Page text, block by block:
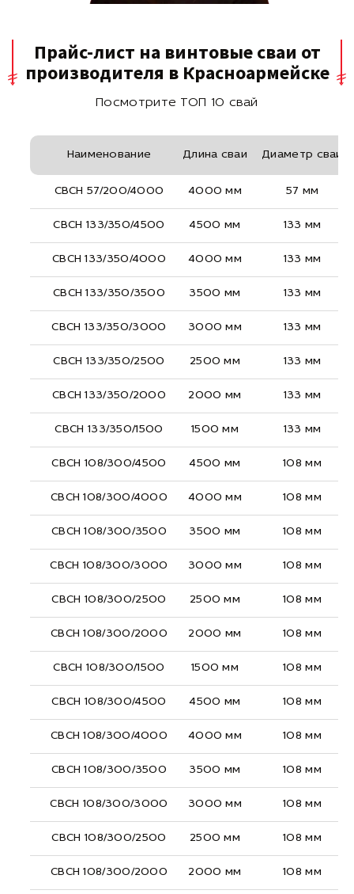
Прайс-лист на винтовые сваи от
производителя в Красноармейске
Посмотрите ТОП 10 свай
Наименование Длина сваи Диаметр сваи
СВСН 57/200/4000 4000 мм 57 мм
СВСН 133/350/4500 4500 мм 133 мм
СВСН 133/350/4000 4000 мм 133 мм
СВСН 133/350/3500 3500 мм 133 мм
СВСН 133/350/3000 3000 мм 133 мм
СВСН 133/350/2500 2500 мм 133 мм
СВСН 133/350/2000 2000 мм 133 мм
СВСН 133/350/1500 1500 мм 133 мм
СВСН 108/300/4500 4500 мм 108 мм
СВСН 108/300/4000 4000 мм 108 мм
СВСН 108/300/3500 3500 мм 108 мм
СВСН 108/300/3000 3000 мм 108 мм
СВСН 108/300/2500 2500 мм 108 мм
СВСН 108/300/2000 2000 мм 108 мм
СВСН 108/300/1500 1500 мм 108 мм
СВСН 108/300/4500 4500 мм 108 мм
СВСН 108/300/4000 4000 мм 108 мм
СВСН 108/300/3500 3500 мм 108 мм
СВСН 108/300/3000 3000 мм 108 мм
СВСН 108/300/2500 2500 мм 108 мм
СВСН 108/300/2000 2000 мм 108 мм